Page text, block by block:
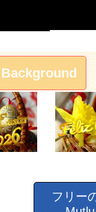
Background
フリー